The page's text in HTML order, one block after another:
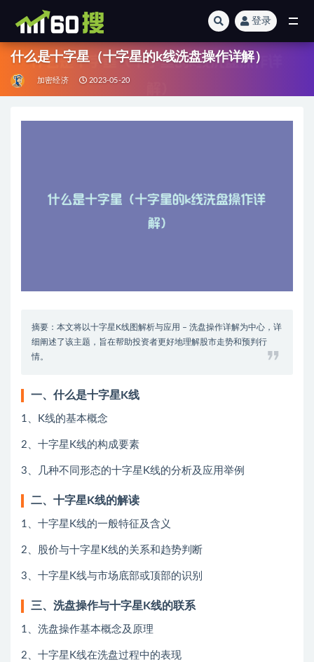
登录
什么是十字星（十字星的k线洗盘操作详解）
加密经济 2023-05-20
摘要：本文将以十字星K线图解析与应用 – 洗盘操作详解为中心，详
细阐述了该主题，旨在帮助投资者更好地理解股市走势和预判行
情。
一、什么是十字星K线
1、K线的基本概念
2、十字星K线的构成要素
3、几种不同形态的十字星K线的分析及应用举例
二、十字星K线的解读
1、十字星K线的一般特征及含义
2、股价与十字星K线的关系和趋势判断
3、十字星K线与市场底部或顶部的识别
三、洗盘操作与十字星K线的联系
1、洗盘操作基本概念及原理
2、十字星K线在洗盘过程中的表现